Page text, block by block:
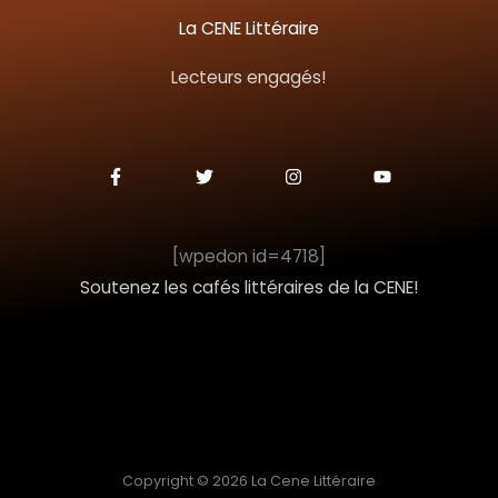
La CENE Littéraire
Lecteurs engagés!
a
c
k
-
w
i
r
n
s
r
a
m
o
u
[wpedon id=4718]
Soutenez les cafés littéraires de la CENE!
Copyright © 2026 La Cene Littéraire